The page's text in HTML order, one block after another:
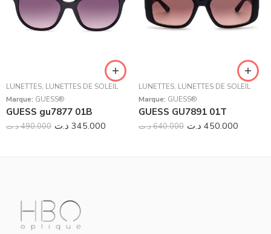
LUNETTES, LUNETTES DE SOLEIL
Marque: GUESS®
GUESS gu7877 01B
490.000د.ت 345.000 د.ت
LUNETTES, LUNETTES DE SOLEIL
Marque: GUESS®
GUESS GU7891 01T
640.000د.ت 450.000 د.ت